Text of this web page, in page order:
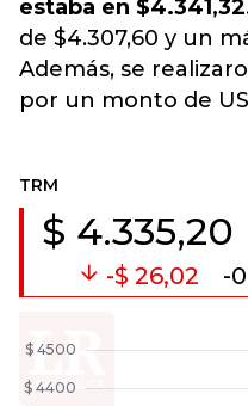
estaba en
de $4.307,60 y un
Además, se
por un monto de